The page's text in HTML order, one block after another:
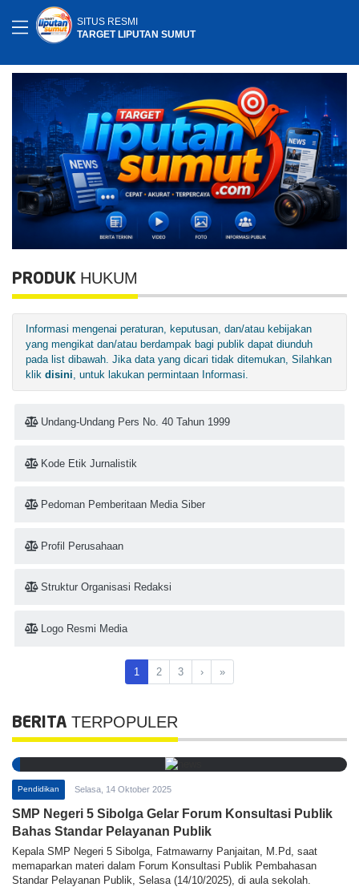
SITUS RESMI
TARGET LIPUTAN SUMUT
PRODUK HUKUM
Informasi mengenai peraturan, keputusan, dan/atau kebijakan
yang mengikat dan/atau berdampak bagi publik dapat diunduh
pada list dibawah. Jika data yang dicari tidak ditemukan, Silahkan
klikdisini, untuk lakukan permintaan Informasi.
Undang-Undang Pers No. 40 Tahun 1999
Kode Etik Jurnalistik
Pedoman Pemberitaan Media Siber
Profil Perusahaan
Struktur Organisasi Redaksi
Logo Resmi Media
1 2 3 › »
BERITA TERPOPULER
Pendidikan Selasa, 14 Oktober 2025
SMP Negeri 5 Sibolga Gelar Forum Konsultasi Publik
Bahas Standar Pelayanan Publik
Kepala SMP Negeri 5 Sibolga, Fatmawarny Panjaitan, M.Pd, saat
memaparkan materi dalam Forum Konsultasi Publik Pembahasan
Standar Pelayanan Publik, Selasa (14/10/2025), di aula sekolah.